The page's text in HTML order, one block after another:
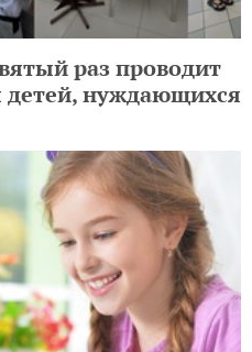
раз проводит
детей, нуждающихся